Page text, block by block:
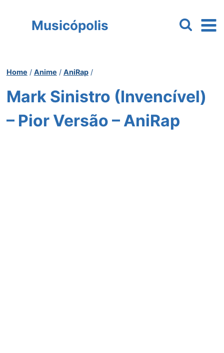
Musicópolis
Home / Anime / AniRap /
Mark Sinistro (Invencível)
– Pior Versão – AniRap